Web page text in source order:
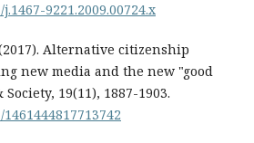
9221.2009.00724.x
Alternative citizenship
new media and the new "good
19(11), 1887-1903.